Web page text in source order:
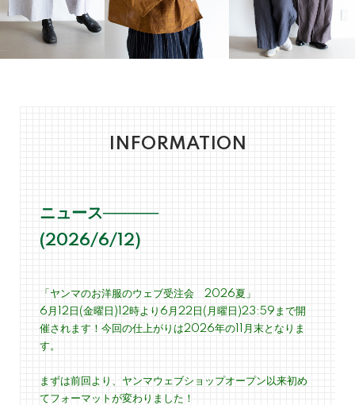
INFORMATION
ニュース─────
(2026/6/12)
「ヤンマのお洋服のウェブ受注会 2026夏」
6月12日(金曜日)12時より6月22日(月曜日)23:59まで開
催されます！今回の仕上がりは2026年の11月末となりま
す。
まずは前回より、ヤンマウェブショップオープン以来初め
てフォーマットが変わりました！